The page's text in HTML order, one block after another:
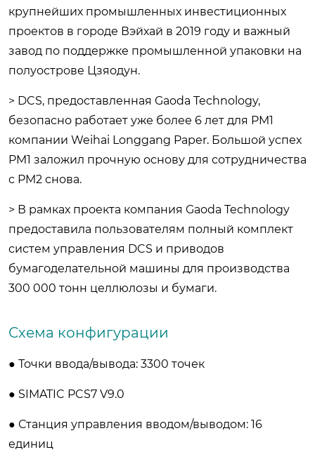
крупнейших промышленных инвестиционных
проектов в городе Вэйхай в 2019 году и важный
завод по поддержке промышленной упаковки на
полуострове Цзяодун.
> DCS, предоставленная Gaoda Technology,
безопасно работает уже более 6 лет для PM1
компании Weihai Longgang Paper. Большой успех
PM1 заложил прочную основу для сотрудничества
с PM2 снова.
> В рамках проекта компания Gaoda Technology
предоставила пользователям полный комплект
систем управления DCS и приводов
бумагоделательной машины для производства
300 000 тонн целлюлозы и бумаги.
Схема конфигурации
● Точки ввода/вывода: 3300 точек
● SIMATIC PCS7 V9.0
● Станция управления вводом/выводом: 16
единиц